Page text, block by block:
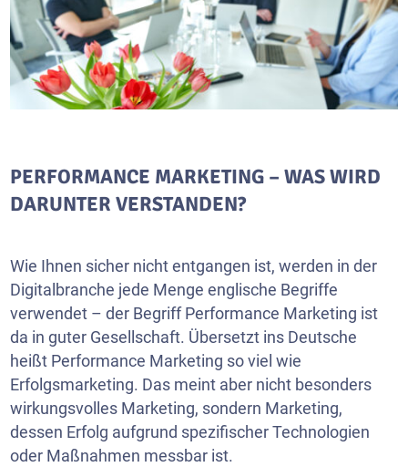
PERFORMANCE MARKETING – WAS WIRD
DARUNTER VERSTANDEN?
Wie Ihnen sicher nicht entgangen ist, werden in der
Digitalbranche jede Menge englische Begriffe
verwendet – der Begriff Performance Marketing ist
da in guter Gesellschaft. Übersetzt ins Deutsche
heißt Performance Marketing so viel wie
Erfolgsmarketing. Das meint aber nicht besonders
wirkungsvolles Marketing, sondern Marketing,
dessen Erfolg aufgrund spezifischer Technologien
oder Maßnahmen messbar ist.